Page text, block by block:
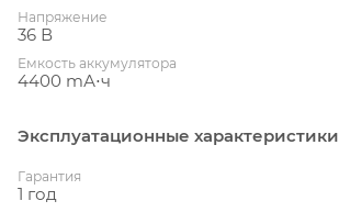
Напряжение
36 В
Емкость аккумулятора
4400 mА⋅ч
Эксплуатационные характеристики
Гарантия
1 год